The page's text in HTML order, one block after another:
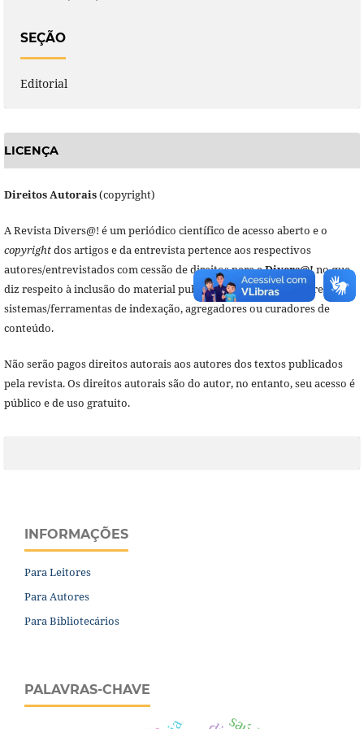
SEÇÃO
Editorial
LICENÇA
Direitos Autorais(copyright)
A Revista Divers@! é um periódico científico de acesso aberto e o
copyrightdos artigos e da entrevista pertence aos respectivos
autores/entrevistados com cessão de direitos para aDivers@!no que
diz respeito à inclusão do material publicado (revisado por pares) em
sistemas/ferramentas de indexação, agregadores ou curadores de
conteúdo.
Não serão pagos direitos autorais aos autores dos textos publicados
pela revista. Os direitos autorais são do autor, no entanto, seu acesso é
público e de uso gratuito.
INFORMAÇÕES
Para Leitores
Para Autores
Para Bibliotecários
PALAVRAS-CHAVE